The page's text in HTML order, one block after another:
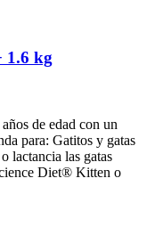
1.6 kg
de edad con un
para: Gatitos y gatas
lactancia las gatas
Diet® Kitten o